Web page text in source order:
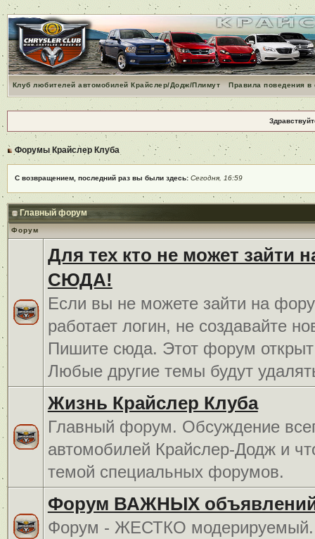
Клуб любителей автомобилей Крайслер/Додж/Плимут Правила поведения
Форумы Крайслер Клуба
С возвращением, последний раз вы были здесь: Сегодня, 16:59
Главный форум
Форум
Для тех кто не может зайти
СЮДА!
Если вы не можете зайти на
работает логин, не создавайте
Пишите сюда. Этот форум открыт
Любые другие темы будут
Жизнь Крайслер Клуба
Главный форум. Обсуждение
автомобилей Крайслер-Додж и
темой специальных форумов.
Форум ВАЖНЫХ
Форум - ЖЕСТКО